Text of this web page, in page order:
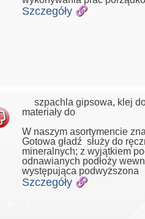
Szczegóły
szpachla gipsowa, klej
materiały do
W naszym asortymencie
Gotowa gładź służy do
mineralnych; z wyjątkiem
odnawianych podłoży
występująca podwyższona
Szczegóły